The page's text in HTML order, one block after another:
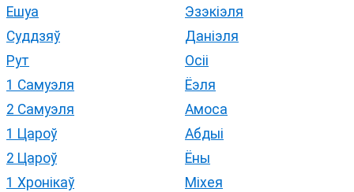
Ешуа
Суддзяў
Рут
1 Самуэля
2 Самуэля
1 Цароў
2 Цароў
1 Хронікаў
Эзэкіэля
Даніэля
Осіі
Ёэля
Амоса
Абдыі
Ёны
Міхея